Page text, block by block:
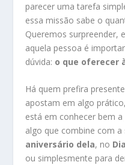
parecer uma tarefa
essa missão sabe o
Queremos surpreender,
aquela pessoa é
dúvida: o que oferecer
Há quem prefira
apostam em algo
está em conhecer bem
algo que combine com a
aniversário dela, no
ou simplesmente para